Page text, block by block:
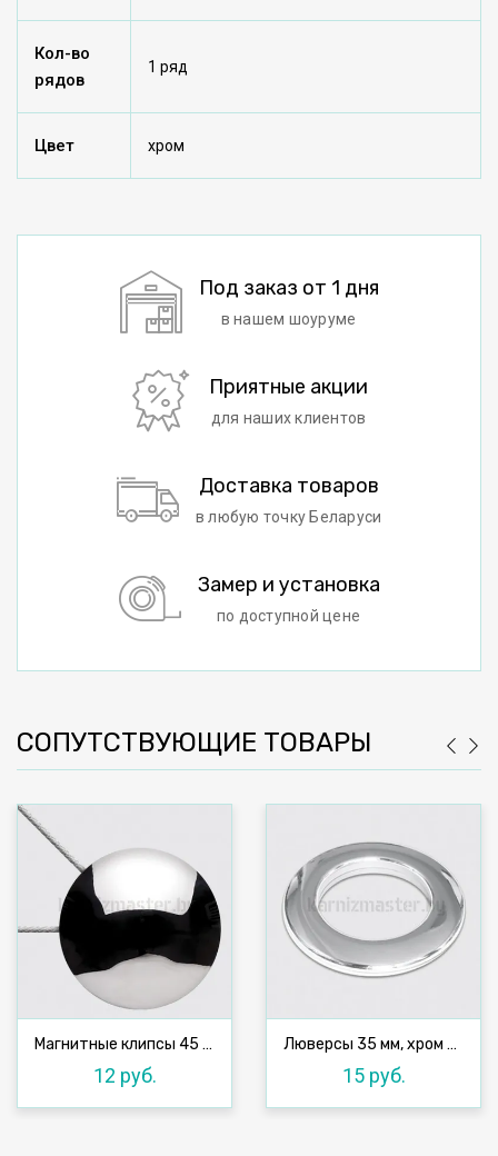
Кол-во
рядов
1 ряд
Цвет хром
Под заказ от 1 дня
в нашем шоуруме
Приятные акции
для наших клиентов
Доставка товаров
в любую точку Беларуси
Замер и установка
по доступной цене
СОПУТСТВУЮЩИЕ ТОВАРЫ
Магнитные клипсы 45 мм с тросом, №1
12 руб.
Люверсы 35 мм, хром №1, 10 шт
15 руб.